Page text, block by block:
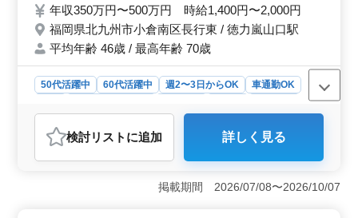
お探しの方におすすめです。
の防止 ・その他関連業務 〜特徴〜 ＊50代、
60代の方歓迎 ＊社会保険完備 ＊ライフワー
クバランス重視 ＊車通勤可能 お気軽にご応
募下さい♪
年収350万円〜500万円 時給1,400円〜2,000円
福岡県北九州市小倉南区長行東 / 徳力嵐山口駅
平均年齢 46歳 / 最高年齢 70歳
50代活躍中 60代活躍中 週2〜3日からOK
車通勤OK
おすすめポイント
＜働きやすさ＞ 北九州市内の特別養護老人ホームでの
看護師業務は、中高年の方が活躍できる環境です。社会
保険完備で安心して働けます。車通勤も可能で、通勤時
検討リスト に追加 詳しく見る
掲載期間 2026/07/08〜2026/10/07